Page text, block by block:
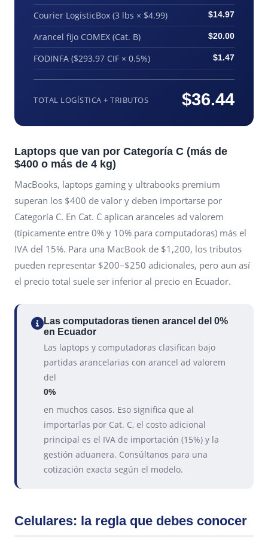
Courier LogisticBox (3 lbs × $4.99) $14.97
Arancel fijo COMEX (Cat. B) $20.00
FODINFA ($293.97 CIF × 0.5%) $1.47
TOTAL LOGÍSTICA + TRIBUTOS $36.44
Laptops que van por Categoría C (más de
$400 o más de 4 kg)
MacBooks, laptops gaming y ultrabooks premium
superan los $400 de valor y deben importarse por
Categoría C. En Cat. C aplican aranceles ad valorem
(típicamente entre 0% y 10% para computadoras) más el
IVA del 15%. Para una MacBook de $1,200, los tributos
pueden representar $200–$250 adicionales, pero aun así
el precio total suele ser inferior al precio en Ecuador.
Las computadoras tienen arancel del 0%
en Ecuador
Las laptops y computadoras clasifican bajo
partidas arancelarias con arancel ad valorem
del
0%
en muchos casos. Eso significa que al
importarlas por Cat. C, el costo adicional
principal es el IVA de importación (15%) y la
gestión aduanera. Consúltanos para una
cotización exacta según el modelo.
Celulares: la regla que debes conocer